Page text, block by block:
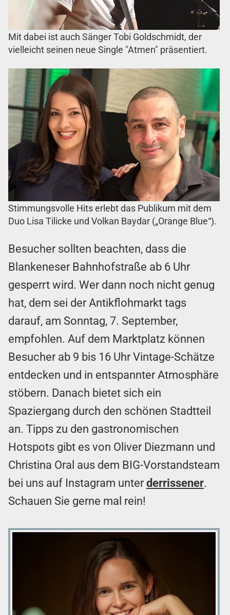
Mit dabei ist auch Sänger Tobi Goldschmidt, der
vielleicht seinen neue Single "Atmen" präsentiert.
Stimmungsvolle Hits erlebt das Publikum mit dem
Duo Lisa Tilicke und Volkan Baydar („Orange Blue“).
Besucher sollten beachten, dass die
Blankeneser Bahnhofstraße ab 6 Uhr
gesperrt wird. Wer dann noch nicht genug
hat, dem sei der Antikflohmarkt tags
darauf, am Sonntag, 7. September,
empfohlen. Auf dem Marktplatz können
Besucher ab 9 bis 16 Uhr Vintage-Schätze
entdecken und in entspannter Atmosphäre
stöbern. Danach bietet sich ein
Spaziergang durch den schönen Stadtteil
an. Tipps zu den gastronomischen
Hotspots gibt es von Oliver Diezmann und
Christina Oral aus dem BIG-Vorstandsteam
bei uns auf Instagram unterderrissener.
Schauen Sie gerne mal rein!